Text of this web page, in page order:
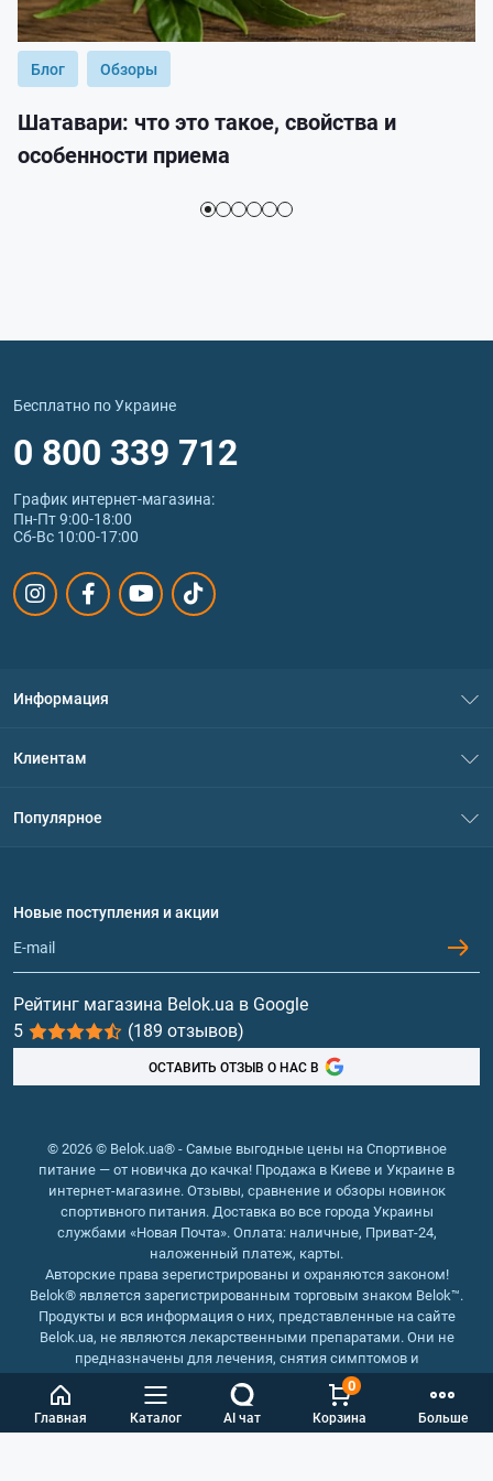
Главная Каталог AI чат Корзина
0
Больше
Блог Обзоры
Шатавари: что это такое, свойства и
особенности приема
Бесплатно по Украине
0 800 339 712
График интернет‑магазина:
Пн-Пт 9:00-18:00
Сб-Вс 10:00-17:00
Информация
Политика конфиденциальности
Обмен и возврат
Клиентам
Популярное
Протеин
Гейнеры
Витамины и минералы
Рыбий жир, жирные кислоты
Новые поступления и акции
Рейтинг магазина Belok.ua в Google
5
(189 отзывов)
ОСТАВИТЬ ОТЗЫВ О НАС В
© 2026 © Belok.ua® - Самые выгодные цены на Спортивное
питание — от новичка до качка! Продажа в Киеве и Украине в
интернет-магазине. Отзывы, сравнение и обзоры новинок
спортивного питания. Доставка во все города Украины
службами «Новая Почта». Оплата: наличные, Приват-24,
наложенный платеж, карты.
Авторские права зерегистрированы и охраняются законом!
Belok® является зарегистрированным торговым знаком Belok™.
Продукты и вся информация о них, представленные на сайте
Belok.ua, не являются лекарственными препаратами. Они не
предназначены для лечения, снятия симптомов и
предотвращения болезней.
Интернет магазин Belok.ua
››Интернет магазин спортивного
питания